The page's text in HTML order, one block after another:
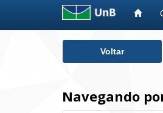
Voltar
Navegando